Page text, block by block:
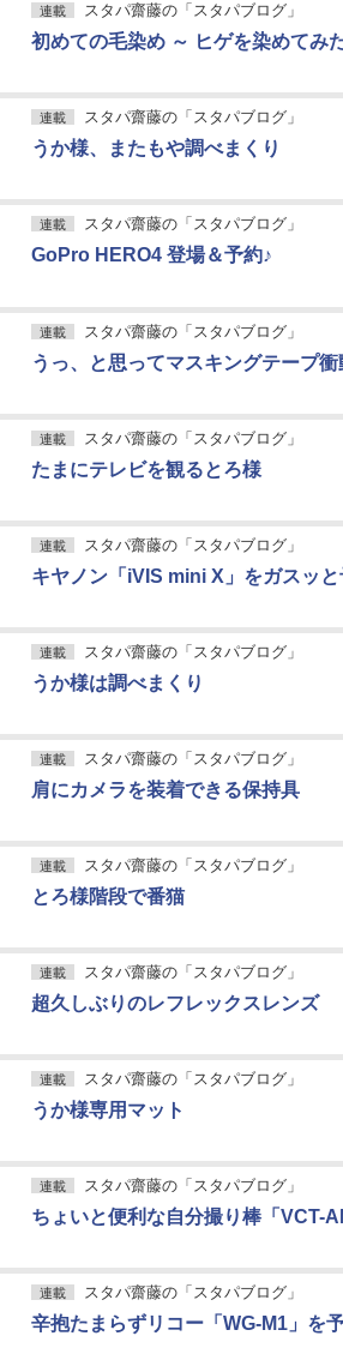
連載 スタパ齋藤の「スタパブログ」
初めての毛染め ～ ヒゲを染めてみ
連載 スタパ齋藤の「スタパブログ」
うか様、またもや調べまくり
連載 スタパ齋藤の「スタパブログ」
GoPro HERO4 登場＆予約♪
連載 スタパ齋藤の「スタパブログ」
うっ、と思ってマスキングテープ衝
連載 スタパ齋藤の「スタパブログ」
たまにテレビを観るとろ様
連載 スタパ齋藤の「スタパブログ」
キヤノン「iVIS mini X」をガスッ
連載 スタパ齋藤の「スタパブログ」
うか様は調べまくり
連載 スタパ齋藤の「スタパブログ」
肩にカメラを装着できる保持具
連載 スタパ齋藤の「スタパブログ」
とろ様階段で番猫
連載 スタパ齋藤の「スタパブログ」
超久しぶりのレフレックスレンズ
連載 スタパ齋藤の「スタパブログ」
うか様専用マット
連載 スタパ齋藤の「スタパブログ」
ちょいと便利な自分撮り棒「VCT-
連載 スタパ齋藤の「スタパブログ」
辛抱たまらずリコー「WG-M1」を